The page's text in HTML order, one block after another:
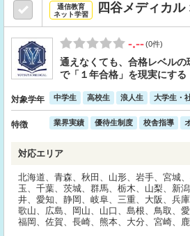
通信教育
ネット学習
四谷メディカ
-.--(0件)
通えなくても、合格レベル
で「１年合格」を現実にする
対象学年 中学生 高校生 浪人生 大学生・
特徴 業界実績 優待生制度 校舎指導
対応エリア
北海道、青森、秋田、山形、岩手、宮城
玉、千葉、茨城、群馬、栃木、山梨、新
井、愛知、静岡、岐阜、三重、大阪、兵
歌山、広島、岡山、山口、島根、鳥取、
福岡、佐賀、長崎、熊本、大分、宮崎、